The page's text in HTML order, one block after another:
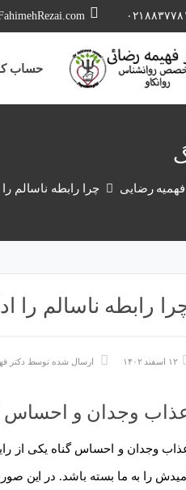
حساب
فهمیه رضایی چرا رابطه ناسالم
رابطه ناسالم را
۱۲ اسفند ۱۴۰۲ ارسال شده توسط دکتر
وجدان و احساس
وجدان و احساس گناه یکی از
امیدش را به ما بسته باشد. در این